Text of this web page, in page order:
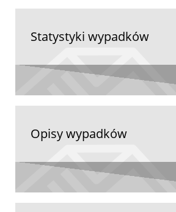
Statystyki wypadków
Opisy wypadków